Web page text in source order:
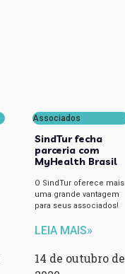
Associados
SindTur fecha
parceria com
MyHealth Brasil
O SindTur oferece mais
uma grande vantagem
para seus associados!
LEIA MAIS»
14 de outubro de